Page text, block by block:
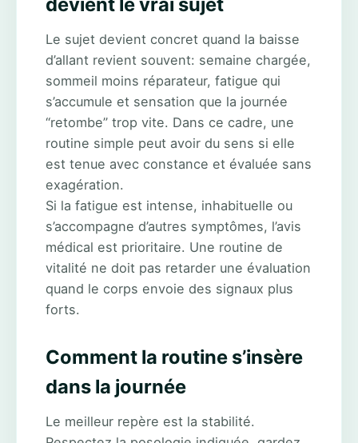
Le sujet devient concret quand la baisse
d’allant revient souvent: semaine chargée,
sommeil moins réparateur, fatigue qui
s’accumule et sensation que la journée
“retombe” trop vite. Dans ce cadre, une
routine simple peut avoir du sens si elle
est tenue avec constance et évaluée sans
exagération.
Si la fatigue est intense, inhabituelle ou
s’accompagne d’autres symptômes, l’avis
médical est prioritaire. Une routine de
vitalité ne doit pas retarder une évaluation
quand le corps envoie des signaux plus
forts.
Comment la routine s’insère
dans la journée
Le meilleur repère est la stabilité.